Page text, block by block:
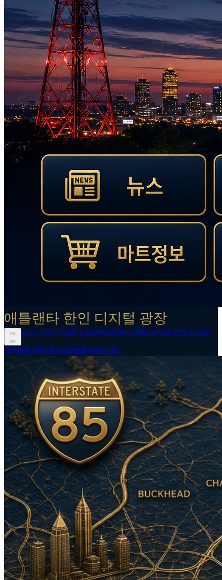
애틀랜타 한인 디지털 광장
ON
AIR
뉴스구인구직중고장터 자유게시판행사마트정보 맛집주
택 매매 렌트동네사람들팟캐스트